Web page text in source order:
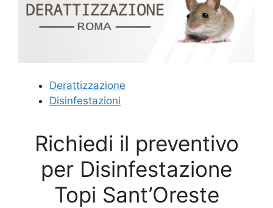
Derattizzazione
Disinfestazioni
Richiedi il preventivo
per Disinfestazione
Topi Sant’Oreste